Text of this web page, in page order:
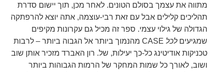
מתווה את עצמך בסולם הטונים. לאחר מכן, תוך יישום סדרת
תהליכים קלילים אבל עם זאת רבי-עוצמה, אתה יוצא להרפתקה
הגדולה של גילוי עצמי. ספר זה מכיל גם עקרונות מקיפים
שמגיעיםלכל
CASE מהנמוך ביותר אל הגבוה ביותר – לרבות
טכניקות אודיטינג כל-כך יעילות, של. רון האברד מזכיר אותן שוב
ושוב, לאורך כל שמות המחקר של הרמות הגבוהות ביותר